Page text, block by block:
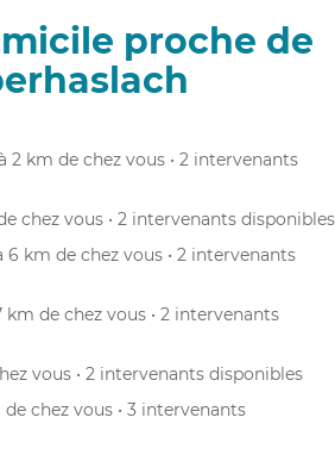
proche de
à 2 km de chez vous • 2 intervenants
chez vous • 2 intervenants disponibles
6 km de chez vous • 2 intervenants
km de chez vous • 2 intervenants
vous • 2 intervenants disponibles
de chez vous • 3 intervenants